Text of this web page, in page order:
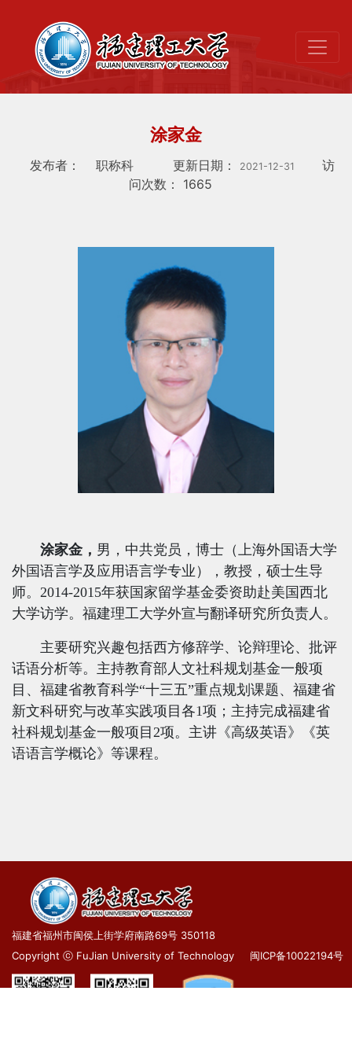
涂家金
发布者： 职称科 更新日期： 2021-12-31
访
问次数： 1665
涂家金， 男，中共党员，博士（上海外国语大学
外国语言学及应用语言学专业），教授，硕士生导
师。 2014-2015年获国家留学基金委资助赴美国西北
大学访学。福建理工大学外宣与翻译研究所负责人。
主要研究兴趣包括西方修辞学、论辩理论、批评
话语分析等。主持教育部人文社科规划基金一般项
目、福建省教育科学“十三五”重点规划课题、福建省
新文科研究与改革实践项目各1项；主持完成福建省
社科规划基金一般项目 2项。主讲《高级英语》《英
语语言学概论》等课程。
福建省福州市闽侯上街学府南路69号 350118
Copyright ⓒ FuJian University of Technology
闽ICP备10022194号